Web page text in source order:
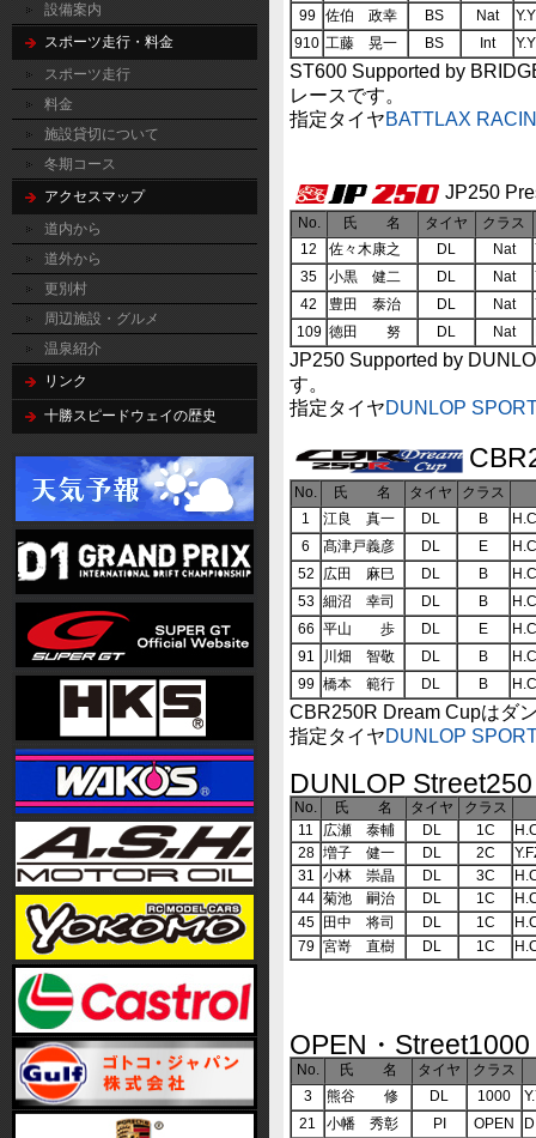
設備案内
スポーツ走行・料金
スポーツ走行
料金
施設貸切について
冬期コース
アクセスマップ
道内から
道外から
更別村
周辺施設・グルメ
温泉紹介
リンク
十勝スピードウェイの歴史
99
佐伯 政幸 BS Nat
910 工藤 晃一 BS Int
ST600 Supported by
レースです。
指定タイヤBATTLAX
JP250
No. 氏 名 タイヤ
クラス
12
佐々木康之 DL Nat
35
小黒 健二 DL Nat
42
豊田 泰治 DL Nat
109 徳田 努 DL Nat
JP250 Supported by
す。
指定タイヤDUNLOP
No. 氏 名 タイヤ クラス
1
江良 真一 DL B
6
髙津戸義彦 DL E
52
広田 麻巳 DL B
53 細沼 幸司 DL B
66 平山 歩 DL E
91
川畑 智敬 DL B
99 橋本 範行 DL B
CBR250R Dream Cupはダ
指定タイヤDUNLOP
DUNLOP Street250
No. 氏 名 タイヤ
クラス
11
広瀬 泰輔 DL 1C
28 増子 健一 DL 2C
31 小林 崇晶 DL 3C
44 菊池 嗣治 DL 1C
45
田中 将司 DL 1C
79 宮嵜 直樹 DL 1C
OPEN・Street1000
No. 氏 名 タイヤ
クラス
3
熊谷 修 DL 1000
21
小幡 秀彰 PI OPEN